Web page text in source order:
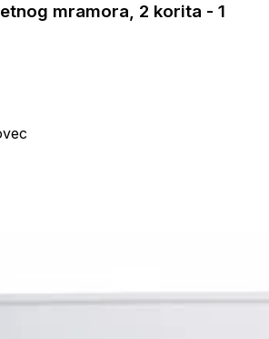
mramora, 2 korita - 1